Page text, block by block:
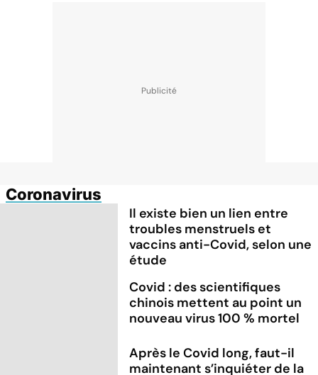
Coronavirus
Il existe bien un lien entre
troubles menstruels et
vaccins anti-Covid, selon une
étude
Covid : des scientifiques
chinois mettent au point un
nouveau virus 100 % mortel
Après le Covid long, faut-il
maintenant s’inquiéter de la